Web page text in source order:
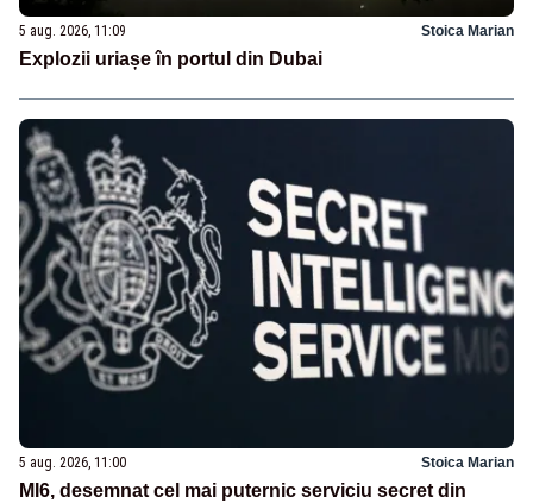
5 aug. 2026, 11:09 Stoica Marian
Explozii uriașe în portul din Dubai
5 aug. 2026, 11:00 Stoica Marian
MI6, desemnat cel mai puternic serviciu secret din